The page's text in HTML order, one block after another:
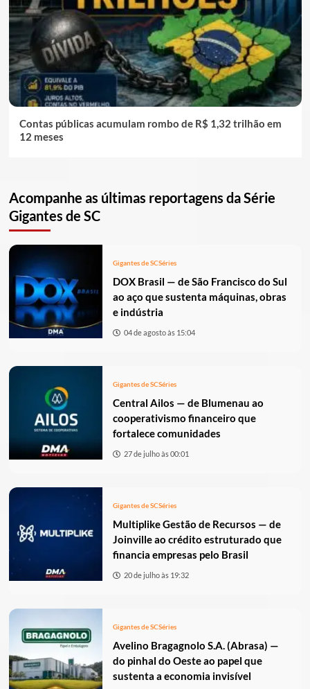
Contas públicas acumulam rombo de R$ 1,32 trilhão em
12 meses
Acompanhe as últimas reportagens da Série
Gigantes de SC
Gigantes de SCSéries
DOX Brasil — de São Francisco do Sul
ao aço que sustenta máquinas, obras
e indústria
04 de agosto às 15:04
Gigantes de SCSéries
Central Ailos — de Blumenau ao
cooperativismo financeiro que
fortalece comunidades
27 de julho às 00:01
Gigantes de SCSéries
Multiplike Gestão de Recursos — de
Joinville ao crédito estruturado que
financia empresas pelo Brasil
20 de julho às 19:32
Gigantes de SCSéries
Avelino Bragagnolo S.A. (Abrasa) —
do pinhal do Oeste ao papel que
sustenta a economia invisível